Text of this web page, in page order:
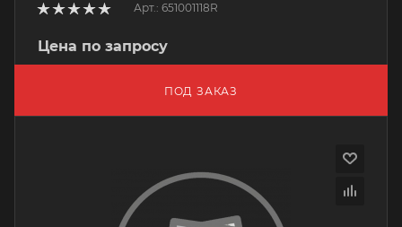
Арт.: 651001118R
Цена по запросу
ПОД ЗАКАЗ